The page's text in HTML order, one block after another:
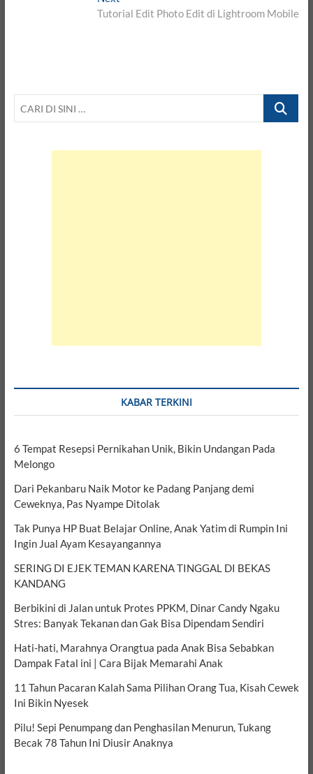
post:
Tutorial Edit Photo Edit di Lightroom Mobile
CARI
KABAR TERKINI
6 Tempat Resepsi Pernikahan Unik, Bikin Undangan Pada
Melongo
Dari Pekanbaru Naik Motor ke Padang Panjang demi
Ceweknya, Pas Nyampe Ditolak
Tak Punya HP Buat Belajar Online, Anak Yatim di Rumpin Ini
Ingin Jual Ayam Kesayangannya
SERING DI EJEK TEMAN KARENA TINGGAL DI BEKAS
KANDANG
Berbikini di Jalan untuk Protes PPKM, Dinar Candy Ngaku
Stres: Banyak Tekanan dan Gak Bisa Dipendam Sendiri
Hati-hati, Marahnya Orangtua pada Anak Bisa Sebabkan
Dampak Fatal ini | Cara Bijak Memarahi Anak
11 Tahun Pacaran Kalah Sama Pilihan Orang Tua, Kisah Cewek
Ini Bikin Nyesek
Pilu! Sepi Penumpang dan Penghasilan Menurun, Tukang
Becak 78 Tahun Ini Diusir Anaknya